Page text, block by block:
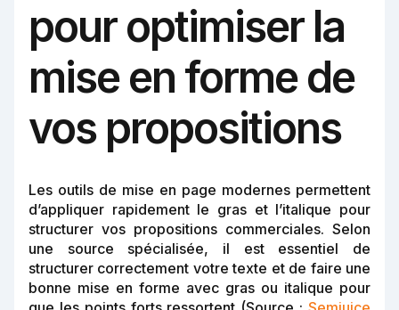
pour optimiser la
mise en forme de
vos propositions
Les outils de mise en page modernes permettent
d’appliquer rapidement le gras et l’italique pour
structurer vos propositions commerciales. Selon
une source spécialisée, il est essentiel de
structurer correctement votre texte et de faire une
bonne mise en forme avec gras ou italique pour